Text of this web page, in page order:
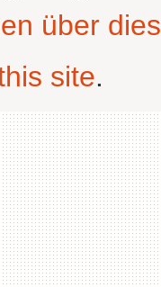
über
site.